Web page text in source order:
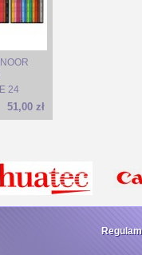
24
51,00 zł